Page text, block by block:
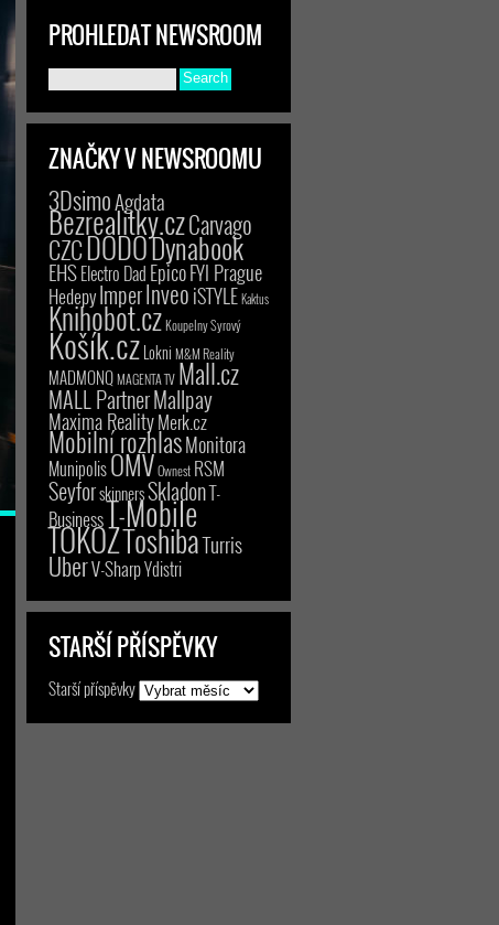
PROHLEDAT NEWSROOM
ZNAČKY V NEWSROOMU
3DsimoAgdata
Bezrealitky.czCarvago
CZCDODODynabook
EHSElectro Dad EpicoFYI Prague
HedepyImperInveoiSTYLEKaktus
Knihobot.czKoupelny Syrový
Košík.czLokni M&M Reality
MADMONQMAGENTA TV Mall.cz
MALL PartnerMallpay
Maxima RealityMerk.cz
Mobilní rozhlasMonitora
MunipolisOMVOwnest RSM
SeyforskinnersSkladonT-
BusinessT-Mobile
TOKOZToshibaTurris
UberV-SharpYdistri
STARŠÍ PŘÍSPĚVKY
Starší příspěvky